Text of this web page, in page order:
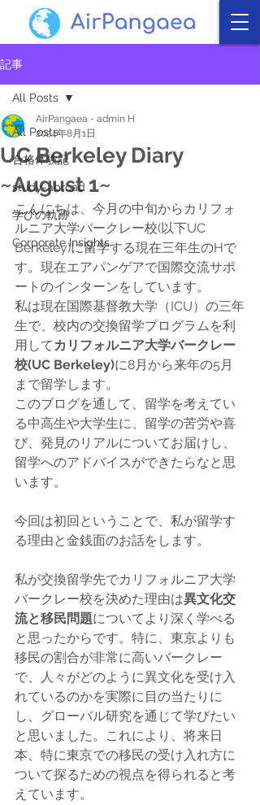
記事
All Posts
合格体験記
study-abroad
学びの軌跡
Corporate Insights
All Posts
UC Berkeley Diary
~August 1~
AirPangaea - admin H
2024年8月1日
こんにちは、今月の中旬からカリフォ
ルニア大学バークレー校(以下UC
Berkeley)に留学する現在三年生のHで
す。現在エアパンゲアで国際交流サポ
ートのインターンをしています。
私は現在国際基督教大学（ICU）の三年
生で、校内の交換留学プログラムを利
用して カリフォルニア大学バークレー
校(UC Berkeley)に8月から来年の5月
まで留学します。
このブログを通して、留学を考えてい
る中高生や大学生に、留学の苦労や喜
び、発見のリアルについてお届けし、
留学へのアドバイスができたらなと思
います。
今回は初回ということで、私が留学す
る理由と金銭面のお話をします。
私が交換留学先でカリフォルニア大学
バークレー校を決めた理由は異文化交
流と移民問題についてより深く学べる
と思ったからです。特に、東京よりも
移民の割合が非常に高いバークレー
で、人々がどのように異文化を受け入
れているのかを実際に目の当たりに
し、グローバル研究を通じて学びたい
と思いました。これにより、将来日
本、特に東京での移民の受け入れ方に
ついて探るための視点を得られると考
えています。